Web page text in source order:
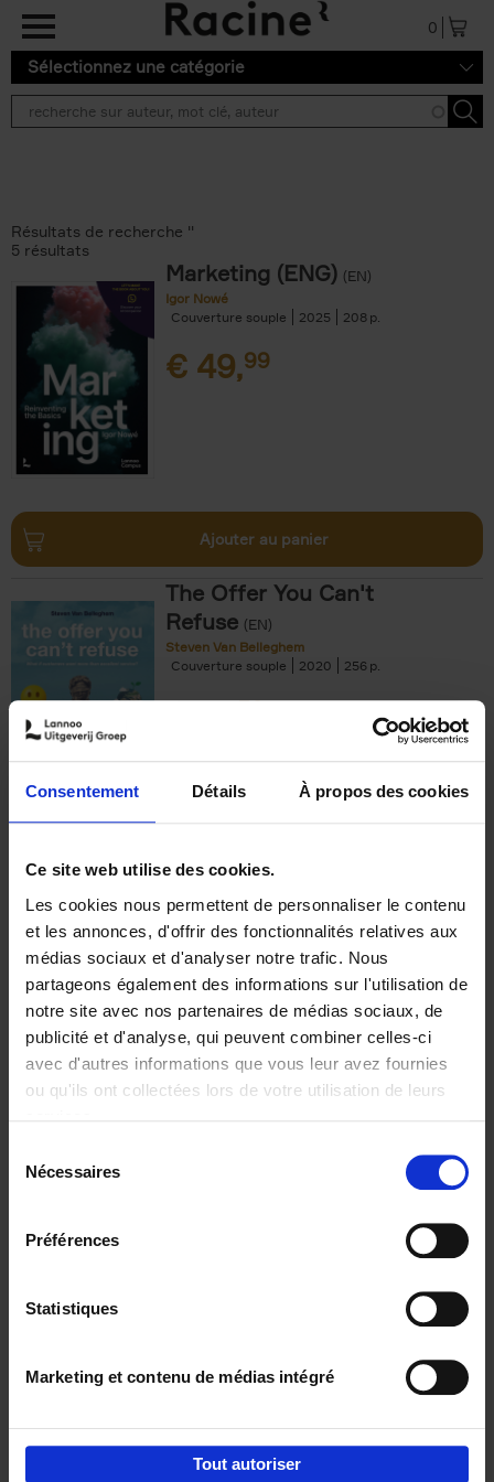
Consentement Détails À propos des cookies
Ce site web utilise des cookies.
Les cookies nous permettent de personnaliser le contenu
et les annonces, d'offrir des fonctionnalités relatives aux
médias sociaux et d'analyser notre trafic. Nous
partageons également des informations sur l'utilisation de
notre site avec nos partenaires de médias sociaux, de
publicité et d'analyse, qui peuvent combiner celles-ci
avec d'autres informations que vous leur avez fournies
ou qu'ils ont collectées lors de votre utilisation de leurs
Nécessaires
Préférences
Statistiques
Marketing et contenu de médias intégré
Tout autoriser
Aller au contenu principal
0
Sélectionnez une catégorie
Résultats de recherche ''
5 résultats
Marketing (ENG) (EN)
Igor Nowé
Couverture souple
2025 208
€ 49,99
Ajouter au panier
The Offer You Can't
Refuse (EN)
Steven Van Belleghem
Couverture souple
2020 256
€37,50
Building Bonds = Building
Business
Jochen Roef Jozefien De Feyter
Carolien Boom
Couverture souple
2025 200
€29,99
Digital marketing like a PRO -
completely revised edition (EN)